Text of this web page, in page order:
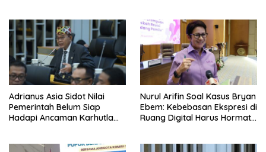
Adrianus Asia Sidot Nilai
Pemerintah Belum Siap
Hadapi Ancaman Karhutla
Nurul Arifin Soal Kasus Bryan
Ebem: Kebebasan Ekspresi di
Ruang Digital Harus Hormati